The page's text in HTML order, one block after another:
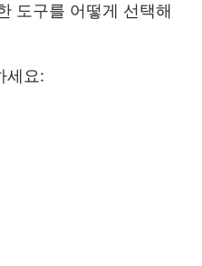
도구를 어떻게 선택해
세요: